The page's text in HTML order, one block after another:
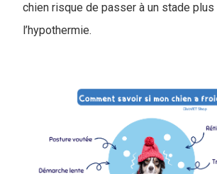
chien risque de passer à un stade plus
l’hypothermie.